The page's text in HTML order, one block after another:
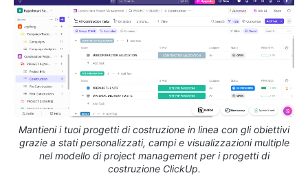
Mantieni i tuoi progetti di costruzione in linea con gli obiettivi
grazie a stati personalizzati, campi e visualizzazioni multiple
nel modello di project management per i progetti di
costruzione ClickUp.